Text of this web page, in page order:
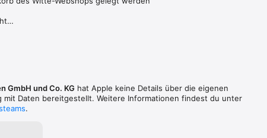
GmbH und Co. KG hat Apple keine Details über die eigenen
mit Daten bereitgestellt. Weitere Informationen findest du unter
.